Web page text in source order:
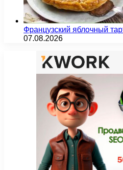
Французский яблочный
07.08.2026